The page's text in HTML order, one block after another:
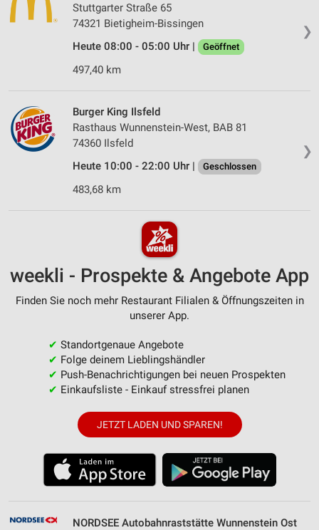
❯
Stuttgarter Straße 65
74321 Bietigheim-Bissingen
Heute 08:00 - 05:00 Uhr |
Geöffnet
497,40 km
❯
Burger King Ilsfeld
Rasthaus Wunnenstein-West, BAB 81
74360 Ilsfeld
Heute 10:00 - 22:00 Uhr |
Geschlossen
483,68 km
weekli - Prospekte & Angebote App
Finden Sie noch mehr Restaurant Filialen & Öffnungszeiten in
unserer App.
✔ Standortgenaue Angebote
✔ Folge deinem Lieblingshändler
✔ Push-Benachrichtigungen bei neuen Prospekten
✔ Einkaufsliste - Einkauf stressfrei planen
JETZT LADEN UND SPAREN!
NORDSEE Autobahnraststätte Wunnenstein Ost